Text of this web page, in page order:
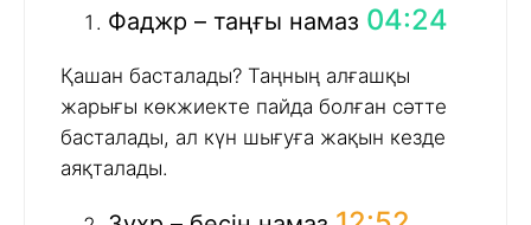
Фаджр – таңғы намаз 04:24
Қашан басталады? Таңның алғашқы
жарығы көкжиекте пайда болған сәтте
басталады, ал күн шығуға жақын кезде
аяқталады.